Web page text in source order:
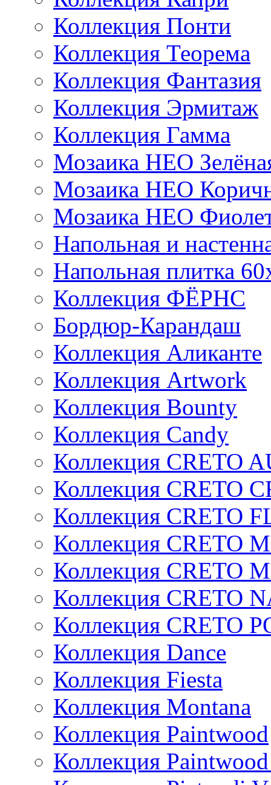
Коллекция Понти
Коллекция Теорема
Коллекция Фантазия
Коллекция Эрмитаж
Коллекция Гамма
Мозаика НЕО
Мозаика НЕО
Мозаика НЕО
Напольная и
Напольная плитка
Коллекция ФЁРНС
Бордюр-Карандаш
Коллекция Аликанте
Коллекция Artwork
Коллекция Bounty
Коллекция Candy
Коллекция CRETO
Коллекция CRETO
Коллекция CRETO
Коллекция CRETO
Коллекция CRETO
Коллекция CRETO
Коллекция CRETO
Коллекция Dance
Коллекция Fiesta
Коллекция Montana
Коллекция Paintwood
Коллекция